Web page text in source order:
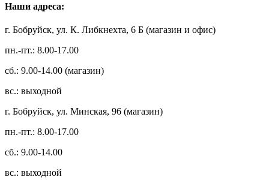
Наши адреса:
г. Бобруйск, ул. К. Либкнехта, 6 Б (магазин и офис)
пн.-пт.: 8.00-17.00
сб.: 9.00-14.00 (магазин)
вс.: выходной
г. Бобруйск, ул. Минская, 96 (магазин)
пн.-пт.: 8.00-17.00
сб.: 9.00-14.00
вс.: выходной